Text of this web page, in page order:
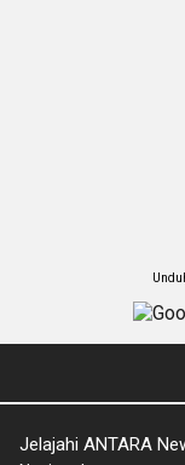
Jelajahi ANTARA